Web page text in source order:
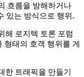
흐름을 방해하거나
있는 방식으로 행위.
해 로지텍 토론 포럼
형태의 호객 행위를 게
한 트래픽을 만들기